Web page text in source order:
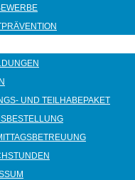
UND TEILHABEPAKET